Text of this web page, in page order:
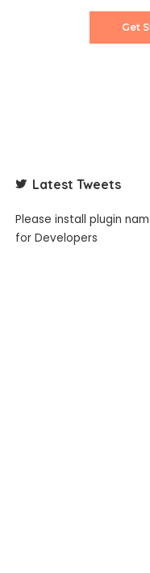
Get
Latest Tweets
Please install plugin
for Developers